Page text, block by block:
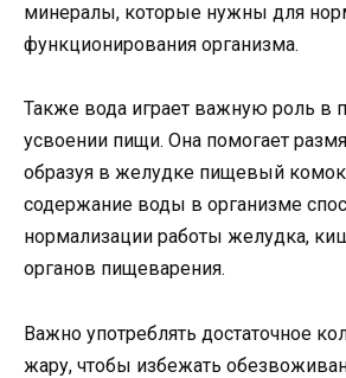
минералы, которые нужны для
функционирования организма.
Также вода играет важную роль в
усвоении пищи. Она помогает
образуя в желудке пищевый
содержание воды в организме
нормализации работы желудка,
органов пищеварения.
Важно употреблять достаточное
жару, чтобы избежать